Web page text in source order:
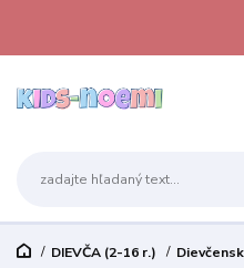
DIEVČA (2-16 r.)